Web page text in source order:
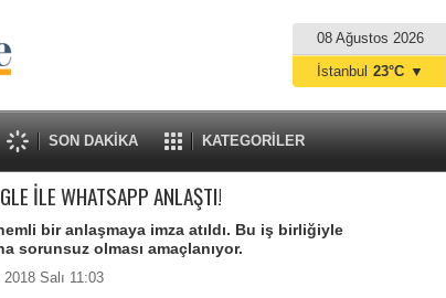
08 Ağustos 2026
SON DAKİKA KATEGORİLER
İstanbul 23°C ▼
İLE WHATSAPP ANLAŞTI!
bir anlaşmaya imza atıldı. Bu iş birliğiyle
sorunsuz olması amaçlanıyor.
Salı 11:03